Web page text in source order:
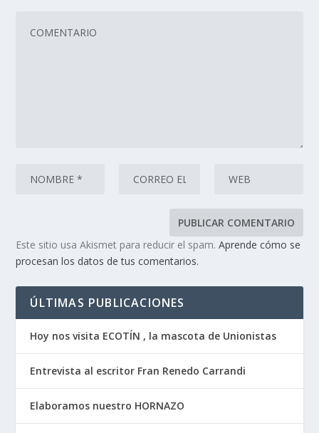
Este sitio usa Akismet para reducir el spam.Aprende cómo se
procesan los datos de tus comentarios.
ÚLTIMAS PUBLICACIONES
Hoy nos visita ECOTÍN , la mascota de Unionistas
Entrevista al escritor Fran Renedo Carrandi
Elaboramos nuestro HORNAZO